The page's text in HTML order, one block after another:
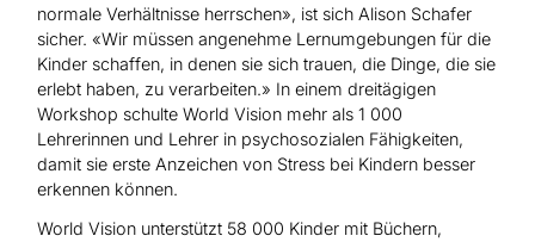
normale Verhältnisse herrschen», ist sich Alison Schafer
sicher. «Wir müssen angenehme Lernumgebungen für die
Kinder schaffen, in denen sie sich trauen, die Dinge, die sie
erlebt haben, zu verarbeiten.» In einem dreitägigen
Workshop schulte World Vision mehr als 1 000
Lehrerinnen und Lehrer in psychosozialen Fähigkeiten,
damit sie erste Anzeichen von Stress bei Kindern besser
erkennen können.
World Vision unterstützt 58 000 Kinder mit Büchern,